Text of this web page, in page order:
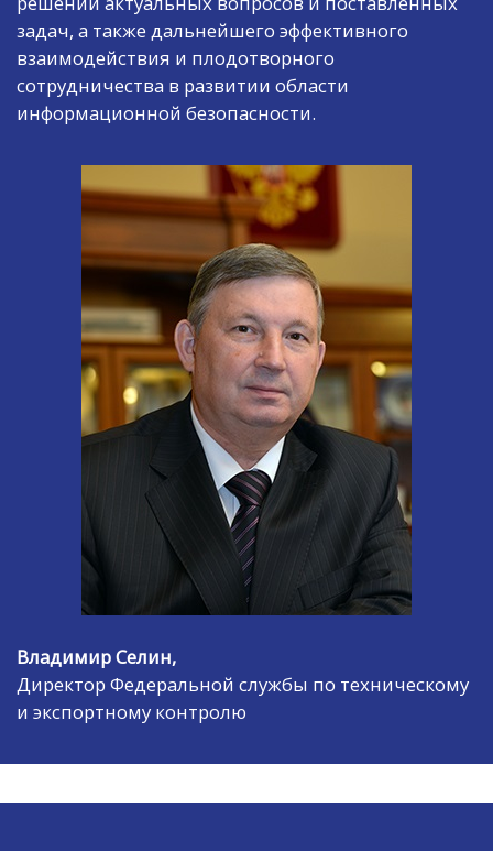
задач, а также дальнейшего эффективного
взаимодействия и плодотворного
сотрудничества в развитии области
информационной безопасности.
Владимир Селин,
Директор Федеральной службы по техническому
и экспортному контролю